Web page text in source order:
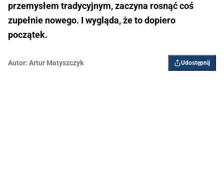
przemysłem tradycyjnym, zaczyna rosnąć coś
zupełnie nowego. I wygląda, że to dopiero
początek.
Autor: Artur Matyszczyk Udostępnij